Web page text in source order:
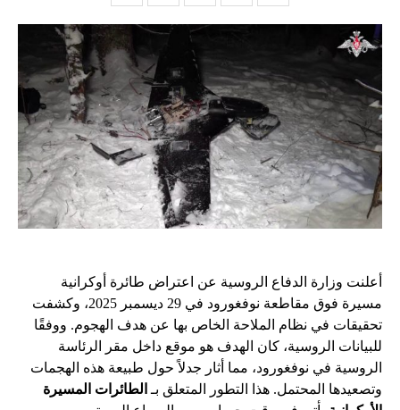
أعلنت وزارة الدفاع الروسية عن اعتراض طائرة أوكرانية
مسيرة فوق مقاطعة نوفغورود في 29 ديسمبر 2025، وكشفت
تحقيقات في نظام الملاحة الخاص بها عن هدف الهجوم. ووفقًا
للبيانات الروسية، كان الهدف هو موقع داخل مقر الرئاسة
الروسية في نوفغورود، مما أثار جدلاً حول طبيعة هذه الهجمات
وتصعيدها المحتمل. هذا التطور المتعلق بـ الطائرات المسيرة